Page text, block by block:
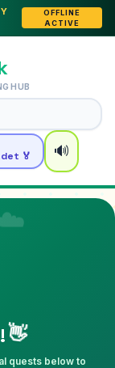
OFFLINE
ACTIVE
HUB
🏅 🔊
👋
quests below to